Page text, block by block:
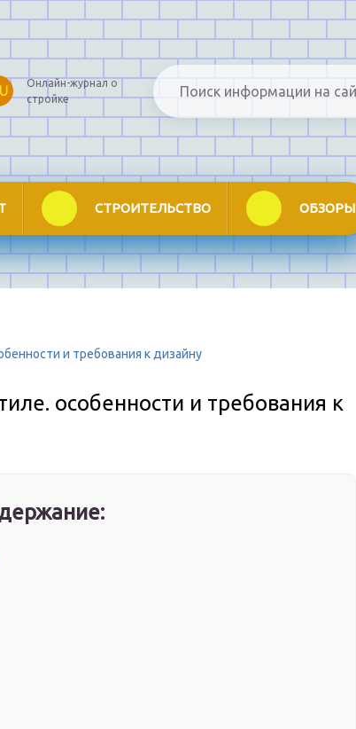
Онлайн-журнал о
стройке
СТРОИТЕЛЬСТВО ОБЗОРЫ
и требования к дизайну
особенности и требования к